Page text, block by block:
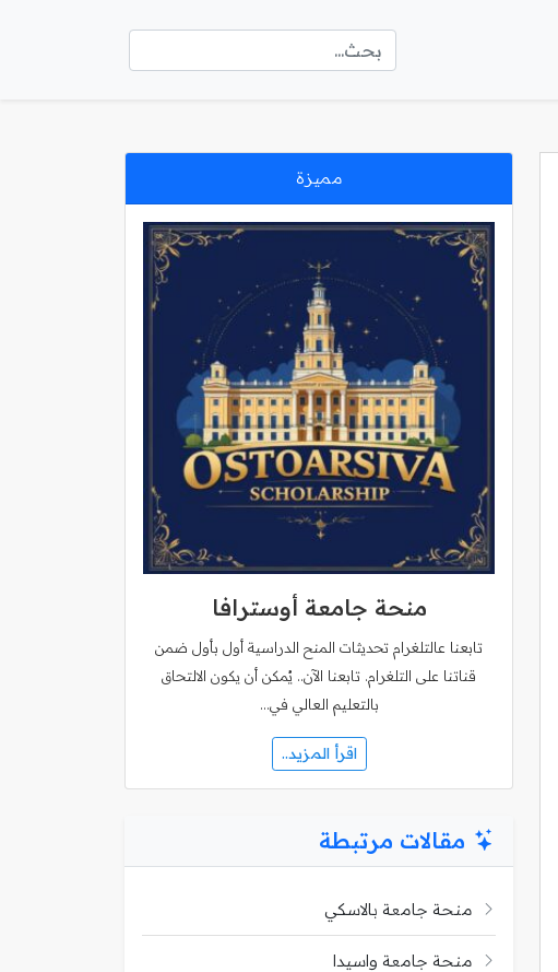
مميزة
منحة جامعة أوسترافا
تابعنا عالتلغرام تحديثات المنح الدراسية أول بأول ضمن
قناتنا على التلغرام. تابعنا الآن.. يُمكن أن يكون الالتحاق
بالتعليم العالي في…
اقرأ المزيد..
مقالات مرتبطة
منحة جامعة بالاسكي
منحة جامعة واسيدا